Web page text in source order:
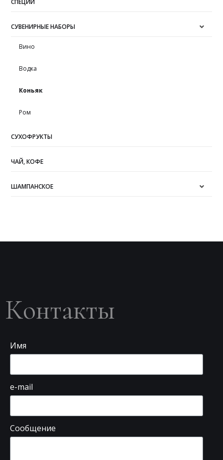
СПЕЦИИ
СУВЕНИРНЫЕ НАБОРЫ
Вино
Водка
Коньяк
Ром
СУХОФРУКТЫ
ЧАЙ, КОФЕ
ШАМПАНСКОЕ
Контакты
Имя
e-mail
Сообщение